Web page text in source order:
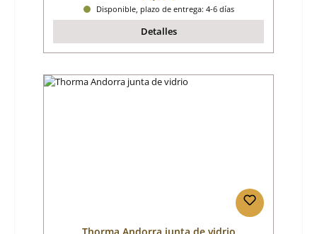
Disponible, plazo de entrega: 4-6 días
Detalles